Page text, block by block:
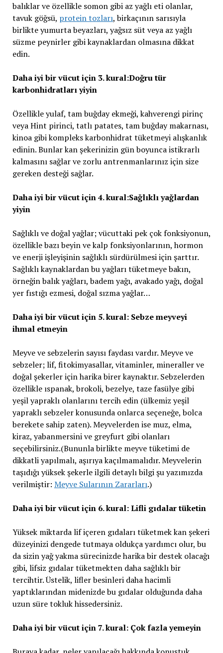
balıklar ve özellikle somon gibi az yağlı eti olanlar,
tavuk göğsü, protein tozları, birkaçının sarısıyla
birlikte yumurta beyazları, yağsız süt veya az yağlı
süzme peynirler gibi kaynaklardan olmasına dikkat
edin.
Daha iyi bir vücut için 3. kural:Doğru tür
karbonhidratları yiyin
Özellikle yulaf, tam buğday ekmeği, kahverengi pirinç
veya Hint pirinci, tatlı patates, tam buğday makarnası,
kinoa gibi kompleks karbonhidrat tüketmeyi alışkanlık
edinin. Bunlar kan şekerinizin gün boyunca istikrarlı
kalmasını sağlar ve zorlu antrenmanlarınız için size
gereken desteği sağlar.
Daha iyi bir vücut için 4. kural:Sağlıklı yağlardan
yiyin
Sağlıklı ve doğal yağlar; vücuttaki pek çok fonksiyonun,
özellikle bazı beyin ve kalp fonksiyonlarının, hormon
ve enerji işleyişinin sağlıklı sürdürülmesi için şarttır.
Sağlıklı kaynaklardan bu yağları tüketmeye bakın,
örneğin balık yağları, badem yağı, avakado yağı, doğal
yer fıstığı ezmesi, doğal sızma yağlar…
Daha iyi bir vücut için 5. kural: Sebze meyveyi
ihmal etmeyin
Meyve ve sebzelerin sayısı faydası vardır. Meyve ve
sebzeler; lif, fitokimyasallar, vitaminler, mineraller ve
doğal şekerler için harika birer kaynaktır. Sebzelerden
özellikle ıspanak, brokoli, bezelye, taze fasülye gibi
yeşil yapraklı olanlarını tercih edin (ülkemiz yeşil
yapraklı sebzeler konusunda onlarca seçeneğe, bolca
berekete sahip zaten). Meyvelerden ise muz, elma,
kiraz, yabanmersini ve greyfurt gibi olanları
seçebilirsiniz.(Bununla birlikte meyve tüketimi de
dikkatli yapılmalı, aşırıya kaçılmamalıdır. Meyvelerin
taşıdığı yüksek şekerle ilgili detaylı bilgi şu yazımızda
verilmiştir: Meyve Sularının Zararları.)
Daha iyi bir vücut için 6. kural: Lifli gıdalar tüketin
Yüksek miktarda lif içeren gıdaları tüketmek kan şekeri
düzeyinizi dengede tutmaya oldukça yardımcı olur, bu
da sizin yağ yakma sürecinizde harika bir destek olacağı
gibi, lifsiz gıdalar tüketmekten daha sağlıklı bir
tercihtir. Üstelik, lifler besinleri daha hacimli
yaptıklarından midenizde bu gıdalar olduğunda daha
uzun süre tokluk hissedersiniz.
Daha iyi bir vücut için 7. kural: Çok fazla yemeyin